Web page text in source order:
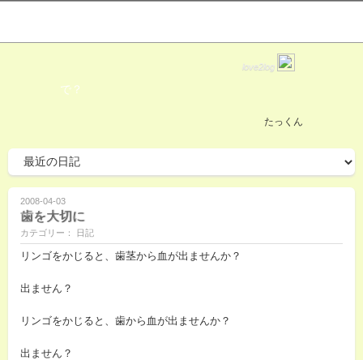
love2log
で？
たっくん
2008-04-03
歯を大切に
カテゴリー： 日記
リンゴをかじると、歯茎から血が出ませんか？
出ません？
リンゴをかじると、歯から血が出ませんか？
出ません？